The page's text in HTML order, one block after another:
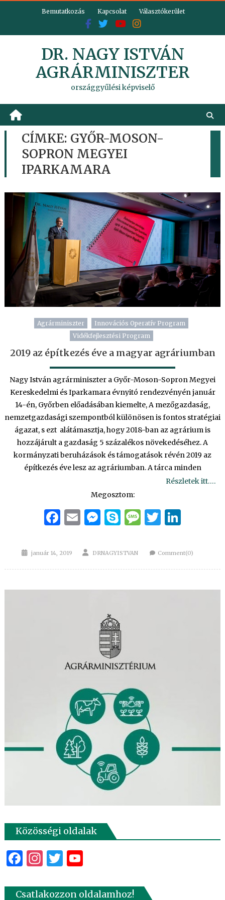
Bemutatkozás Kapcsolat Választókerület
DR. NAGY ISTVÁN
AGRÁRMINISZTER
országgyűlési képviselő
CÍMKE: GYŐR-MOSON-
SOPRON MEGYEI
IPARKAMARA
Agrárminiszter
Innovációs Operatív Program
Vidékfejlesztési Program
2019 az építkezés éve a magyar agráriumban
Nagy István agrárminiszter a Győr-Moson-Sopron Megyei
Kereskedelmi és Iparkamara évnyitó rendezvényén január
14-én, Győrben előadásában kiemelte, A mezőgazdaság,
nemzetgazdasági szempontból különösen is fontos stratégiai
ágazat, s ezt alátámasztja, hogy 2018-ban az agrárium is
hozzájárult a gazdaság 5 százalékos növekedéséhez. A
kormányzati beruházások és támogatások révén 2019 az
építkezés éve lesz az agráriumban. A tárca minden
Részletek itt….
Megosztom:
Facebook
EmailMessenger
Skype
Message
Twitter
Posted
január 14, 2019 Author
DRNAGYISTVAN Comment(0)
Közösségi oldalak
Facebook
Instagram
Twitter
YouTube
Csatlakozzon oldalamhoz!